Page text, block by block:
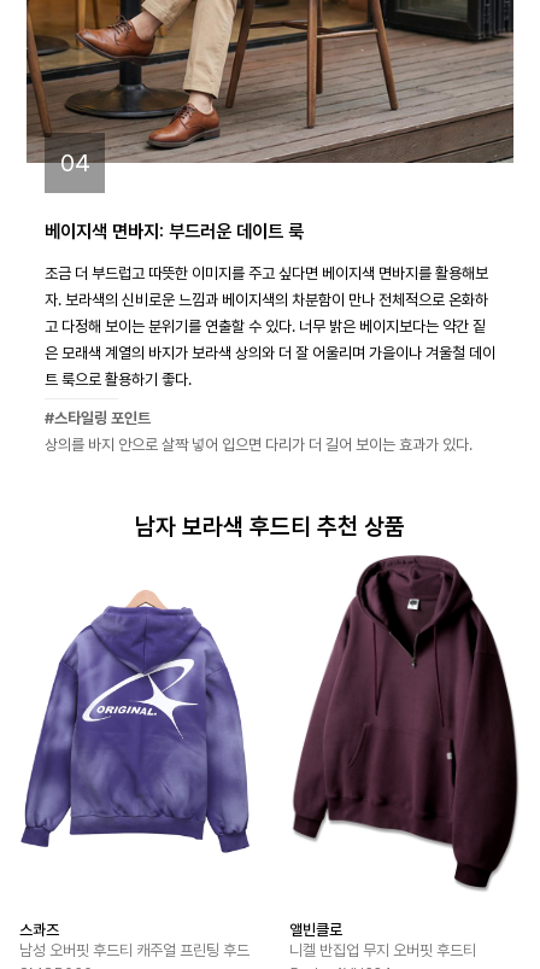
04
베이지색 면바지: 부드러운 데이트 룩
조금 더 부드럽고 따뜻한 이미지를 주고 싶다면 베이지색 면바지를 활용해보
자. 보라색의 신비로운 느낌과 베이지색의 차분함이 만나 전체적으로 온화하
고 다정해 보이는 분위기를 연출할 수 있다. 너무 밝은 베이지보다는 약간 짙
은 모래색 계열의 바지가 보라색 상의와 더 잘 어울리며 가을이나 겨울철 데이
트 룩으로 활용하기 좋다.
#스타일링 포인트
상의를 바지 안으로 살짝 넣어 입으면 다리가 더 길어 보이는 효과가 있다.
남자 보라색 후드티 추천 상품
스콰즈
남성 오버핏 후드티 캐주얼 프린팅 후드
앨빈클로
니켈 반집업 무지 오버핏 후드티